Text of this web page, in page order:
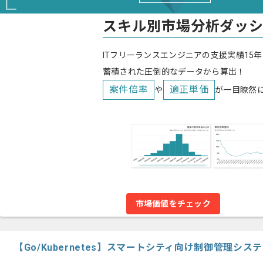
スキル別市場分析ダッ
ITフリーランスエンジニアの支援実績15
蓄積された圧倒的なデータから算出！
案件倍率 や 適正単価 が一目瞭然
市場価値をチェック
【Go/Kubernetes】スマートシティ向け制御管理シス